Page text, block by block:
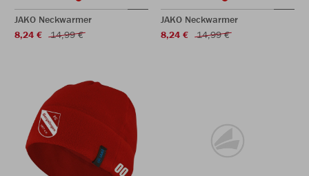
JAKO Neckwarmer
8,24 €
14,99 €
JAKO Neckwarmer
8,24 €
14,99 €